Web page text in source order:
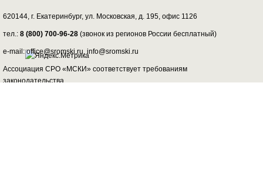
620144, г. Екатеринбург, ул. Московская, д. 195, офис 1126
тел.: 8 (800) 700-96-28 (звонок из регионов России бесплатный)
e-mail: office@sromski.ru, info@sromski.ru
Ассоциация СРО «МСКИ» соответствует требованиям
законодательства